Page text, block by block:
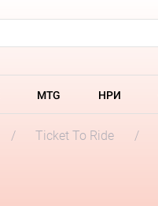
MTG НРИ
Ticket To Ride